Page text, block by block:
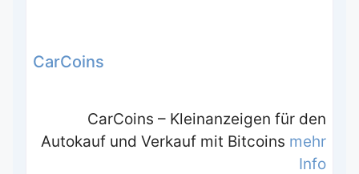
CarCoins
CarCoins – Kleinanzeigen für den
Autokauf und Verkauf mit Bitcoins mehr
Info